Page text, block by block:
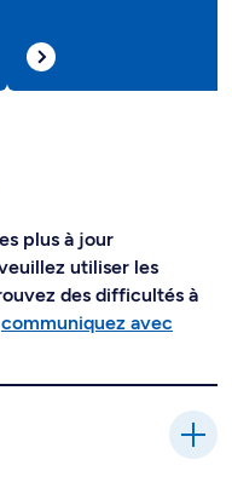
plus à jour
utiliser les
des difficultés à
communiquez avec